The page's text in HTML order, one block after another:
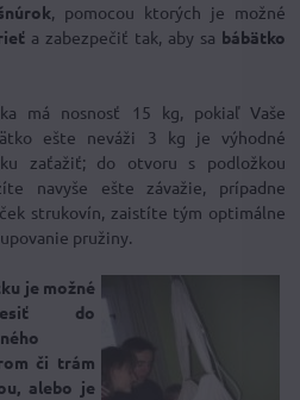
, pomocou ktorých je možné
a zabezpečiť tak, aby sa bábätko
má nosnosť 15 kg, pokiaľ Vaše
ešte neváži 3 kg je výhodné
zaťažiť; do otvoru s podložkou
navyše ešte závažie, prípadne
strukovín, zaistíte tým optimálne
pružiny.
je možné
do
či trám
alebo je